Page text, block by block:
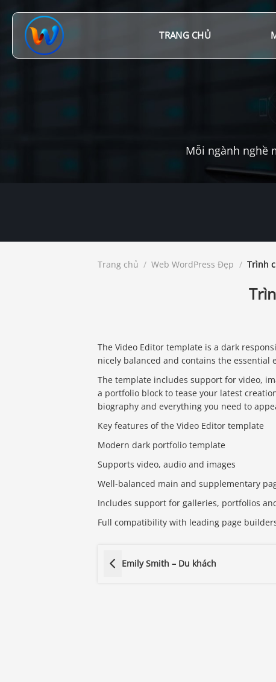
đến
TRANG CHỦ
Mỗi ngành nghề
Trang chủ / Web WordPress Đẹp / Trình
The Video Editor template is a dark
nicely balanced and contains the essential
The template includes support for video,
a portfolio block to tease your latest
biography and everything you need to
Key features of the Video Editor template
Modern dark portfolio template
Supports video, audio and images
Well-balanced main and supplementary
Includes support for galleries, portfolios
Full compatibility with leading page
Emily Smith – Du khách